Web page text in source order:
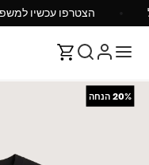
הצטרפו עכשיו
20% הנחה